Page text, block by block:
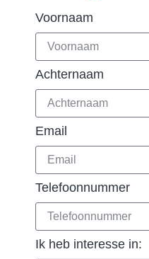
Voornaam
Achternaam
Email
Telefoonnummer
Ik heb interesse in: